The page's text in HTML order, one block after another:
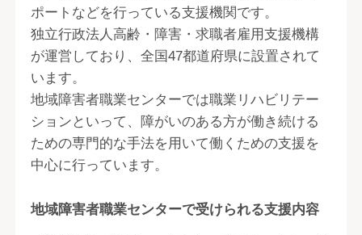
ポートなどを行っている支援機関です。
独立行政法人高齢・障害・求職者雇用支援機構
が運営しており、全国47都道府県に設置されて
います。
地域障害者職業センターでは職業リハビリテー
ションといって、障がいのある方が働き続ける
ための専門的な手法を用いて働くための支援を
中心に行っています。
地域障害者職業センターで受けられる支援内容